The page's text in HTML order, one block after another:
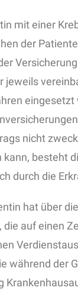
mit einer
der
jeweils
nicht
besteht
durch die
hat über
die auf einen
während der